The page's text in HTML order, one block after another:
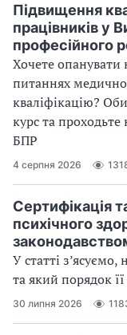
Підвищення
працівників у
професійного
Хочете опанувати
питаннях
кваліфікацію?
курс та
БПР
4 серпня 2026
Сертифікація
психічного
У статті
та який порядок
30 липня 2026